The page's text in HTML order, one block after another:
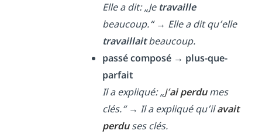
Elle a dit: „Je travaille
beaucoup.“→ Elle a dit qu’elle
travaillaitbeaucoup.
passé composé → plus-que-
parfait
Il a expliqué: „J’ai perdumes
clés.“→ Il a expliqué qu’ilavait
perduses clés.